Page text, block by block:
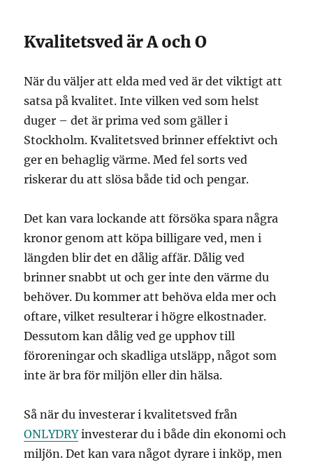
Kvalitetsved är A och O
När du väljer att elda med ved är det viktigt att
satsa på kvalitet. Inte vilken ved som helst
duger – det är prima ved som gäller i
Stockholm. Kvalitetsved brinner effektivt och
ger en behaglig värme. Med fel sorts ved
riskerar du att slösa både tid och pengar.
Det kan vara lockande att försöka spara några
kronor genom att köpa billigare ved, men i
längden blir det en dålig affär. Dålig ved
brinner snabbt ut och ger inte den värme du
behöver. Du kommer att behöva elda mer och
oftare, vilket resulterar i högre elkostnader.
Dessutom kan dålig ved ge upphov till
föroreningar och skadliga utsläpp, något som
inte är bra för miljön eller din hälsa.
Så när du investerar i kvalitetsved från
ONLYDRYinvesterar du i både din ekonomi och
miljön. Det kan vara något dyrare i inköp, men